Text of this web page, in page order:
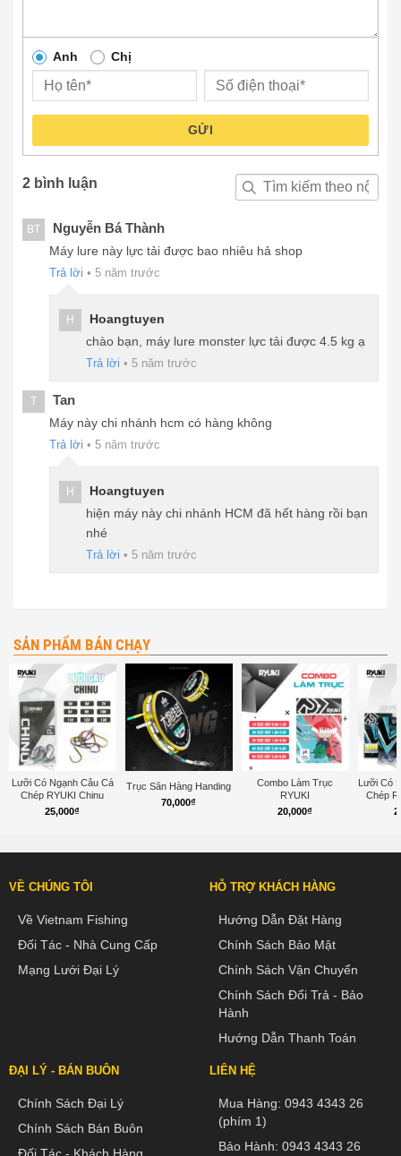
Anh Chị
GỬI
2 bình luận
BT Nguyễn Bá Thành
Máy lure này lực tải được bao nhiêu hả shop
Trả lời • 5 năm trước
H
Hoangtuyen
chào bạn, máy lure monster lực tải được 4.5 kg ạ
Trả lời • 5 năm trước
T Tan
Máy này chi nhánh hcm có hàng không
Trả lời • 5 năm trước
H
Hoangtuyen
hiện máy này chi nhánh HCM đã hết hàng rồi bạn
nhé
Trả lời • 5 năm trước
SẢN PHẨM BÁN CHẠY
Lưỡi Có Ngạnh Câu Cá
Chép RYUKI Chinu
25,000₫
Trục Săn Hàng Handing
70,000₫
Combo Làm Trục
RYUKI
20,000₫
Lưỡi Có
Chép
VỀ CHÚNG TÔI
Về Vietnam Fishing
Đối Tác - Nhà Cung Cấp
Mạng Lưới Đại Lý
HỖ TRỢ KHÁCH HÀNG
Hướng Dẫn Đặt Hàng
Chính Sách Bảo Mật
Chính Sách Vận Chuyển
Chính Sách Đổi Trả - Bảo
Hành
Hướng Dẫn Thanh Toán
ĐẠI LÝ - BÁN BUÔN
Chính Sách Đại Lý
Chính Sách Bán Buôn
LIÊN HỆ
Mua Hàng: 0943 4343 26
(phím 1)
Bảo Hành: 0943 4343 26